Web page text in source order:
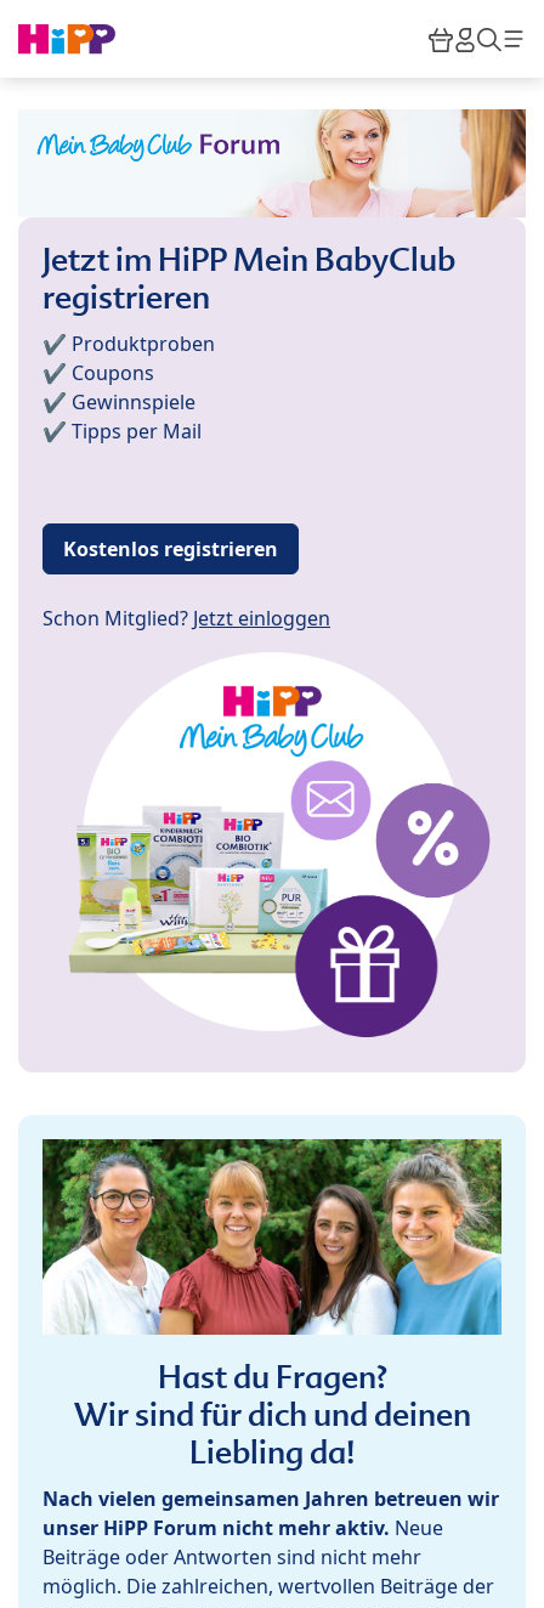
HiPP
Jetzt im HiPP Mein BabyClub
registrieren
✔️ Produktproben
✔️ Coupons
✔️ Gewinnspiele
✔️ Tipps per Mail
Kostenlos registrieren
Schon Mitglied? Jetzt einloggen
Hast du Fragen?
Wir sind für dich und deinen
Liebling da!
Nach vielen gemeinsamen Jahren betreuen wir
unser HiPP Forum nicht mehr aktiv. Neue
Beiträge oder Antworten sind nicht mehr
möglich. Die zahlreichen, wertvollen Beiträge der